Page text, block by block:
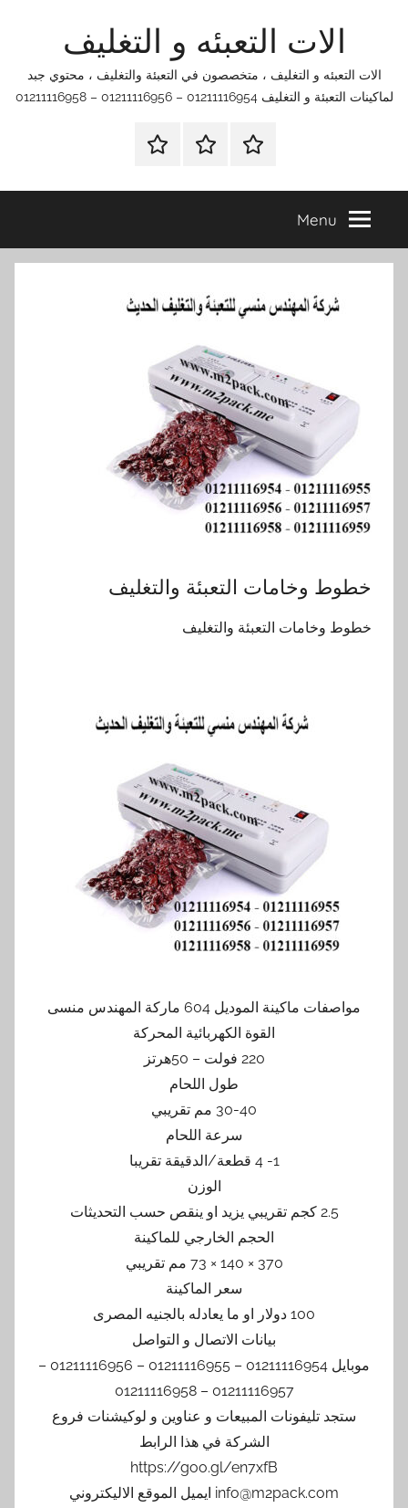
الات التعبئه و التغليف
الات التعبئه و التغليف ، متخصصون في التعبئة والتغليف ، محتوي جبد
لماكينات التعبئة و التغليف 01211116954 – 01211116956 – 01211116958
الرئيسيةاتصل
اتـصـل
في
التي
Menu
خطوط وخامات التعبئة والتغليف
خطوط وخامات التعبئة والتغليف
مواصفات ماكينة الموديل 604 ماركة المهندس منسى
القوة الكهربائية المحركة
220 فولت – 50هرتز
طول اللحام
30-40 مم تقريبي
سرعة اللحام
1- 4 قطعة/الدقيقة تقريبا
الوزن
2.5 كجم تقريبي يزيد او ينقص حسب التحديثات
الحجم الخارجي للماكينة
370 × 140 × 73 مم تقريبي
سعر الماكينة
100 دولار او ما يعادله بالجنيه المصرى
بيانات الاتصال و التواصل
موبايل 01211116954 – 01211116955 – 01211116956 –
01211116957 – 01211116958
ستجد تليفونات المبيعات و عناوين و لوكيشنات فروع
الشركة في هذا الرابط
https://goo.gl/en7xfB
info@m2pack.com ايميل الموقع الاليكتروني